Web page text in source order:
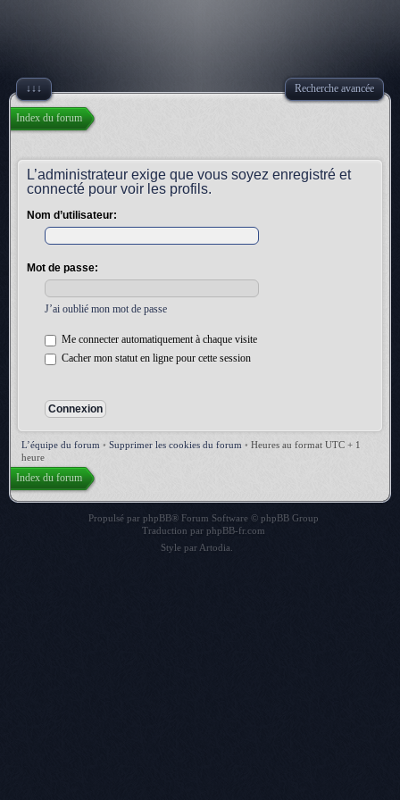
↓↓↓ Recherche avancée
Index du forum
L’administrateur exige que vous soyez enregistré et
connecté pour voir les profils.
Nom d’utilisateur:
Mot de passe:
J’ai oublié mon mot de passe
Me connecter automatiquement à chaque visite
Cacher mon statut en ligne pour cette session
L’équipe du forum • Supprimer les cookies du forum • Heures au format UTC + 1
heure
Index du forum
Propulsé par phpBB® Forum Software © phpBB Group
Traduction par phpBB-fr.com
Style par Artodia